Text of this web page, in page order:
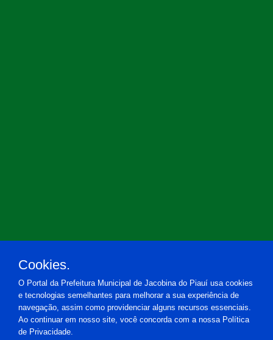
Cookies.
O Portal da Prefeitura Municipal de Jacobina do Piauí usa cookies
e tecnologias semelhantes para melhorar a sua experiência de
navegação, assim como providenciar alguns recursos essenciais.
Ao continuar em nosso site, você concorda com a nossa Política
de Privacidade.